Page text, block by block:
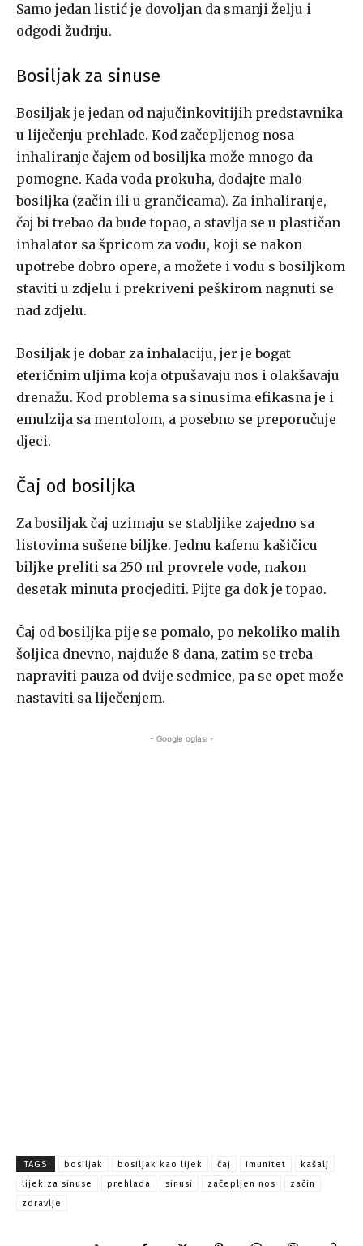
Samo jedan listić je dovoljan da smanji želju i
odgodi žudnju.
Bosiljak za sinuse
Bosiljak je jedan od najučinkovitijih predstavnika
u liječenju prehlade. Kod začepljenog nosa
inhaliranje čajem od bosiljka može mnogo da
pomogne. Kada voda prokuha, dodajte malo
bosiljka (začin ili u grančicama). Za inhaliranje,
čaj bi trebao da bude topao, a stavlja se u plastičan
inhalator sa špricom za vodu, koji se nakon
upotrebe dobro opere, a možete i vodu s bosiljkom
staviti u zdjelu i prekriveni peškirom nagnuti se
nad zdjelu.
Bosiljak je dobar za inhalaciju, jer je bogat
eteričnim uljima koja otpušavaju nos i olakšavaju
drenažu. Kod problema sa sinusima efikasna je i
emulzija sa mentolom, a posebno se preporučuje
djeci.
Čaj od bosiljka
Za bosiljak čaj uzimaju se stabljike zajedno sa
listovima sušene biljke. Jednu kafenu kašičicu
biljke preliti sa 250 ml provrele vode, nakon
desetak minuta procjediti. Pijte ga dok je topao.
Čaj od bosiljka pije se pomalo, po nekoliko malih
šoljica dnevno, najduže 8 dana, zatim se treba
napraviti pauza od dvije sedmice, pa se opet može
nastaviti sa liječenjem.
- Google oglasi -
TAGS bosiljak bosiljak kao lijek čaj imunitet
kašalj
lijek za sinuse
prehlada sinusi začepljen nos
začin
zdravlje